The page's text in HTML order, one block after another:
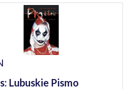
Lubuskie Pismo